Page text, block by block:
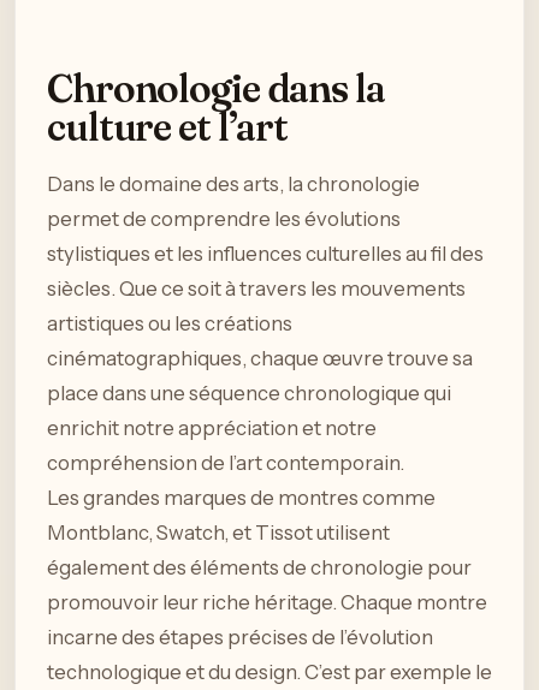
Chronologie dans la
culture et l’art
Dans le domaine des arts, la chronologie
permet de comprendre les évolutions
stylistiques et les influences culturelles au fil des
siècles. Que ce soit à travers les mouvements
artistiques ou les créations
cinématographiques, chaque œuvre trouve sa
place dans une séquence chronologique qui
enrichit notre appréciation et notre
compréhension de l’art contemporain.
Les grandes marques de montres comme
Montblanc, Swatch, et Tissot utilisent
également des éléments de chronologie pour
promouvoir leur riche héritage. Chaque montre
incarne des étapes précises de l’évolution
technologique et du design. C’est par exemple le